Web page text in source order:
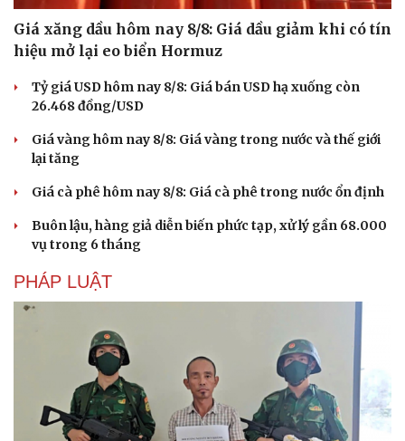
Giá xăng dầu hôm nay 8/8: Giá dầu giảm khi có tín
hiệu mở lại eo biển Hormuz
Tỷ giá USD hôm nay 8/8: Giá bán USD hạ xuống còn
26.468 đồng/USD
Giá vàng hôm nay 8/8: Giá vàng trong nước và thế giới
lại tăng
Giá cà phê hôm nay 8/8: Giá cà phê trong nước ổn định
Buôn lậu, hàng giả diễn biến phức tạp, xử lý gần 68.000
vụ trong 6 tháng
PHÁP LUẬT